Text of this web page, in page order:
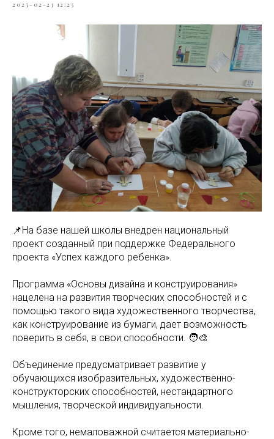
2025-02-23 12:25
📌На базе нашей школы внедрен национальный
проект созданный при поддержке Федерального
проекта «Успех каждого ребенка».
Программа «Основы дизайна и конструирования»
нацелена на развития творческих способностей и с
помощью такого вида художественного творчества,
как конструирование из бумаги, дает возможность
поверить в себя, в свои способности. 🧑‍🎨
Объединение предусматривает развитие у
обучающихся изобразительных, художественно-
конструкторских способностей, нестандартного
мышления, творческой индивидуальности.
Кроме того, немаловажной считается материально-